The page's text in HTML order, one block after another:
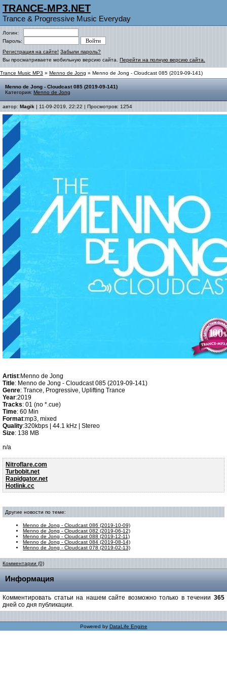
TRANCE-MP3.NET
Trance & Progressive Music Everyday
Логин:
Пароль:
Регистрация на сайте! Забыли пароль?
Вы просматриваете мобильную версию сайта. Перейти на полную версию сайта.
Trance Music MP3 » Menno de Jong » Menno de Jong - Cloudcast 085 (2019-09-141)
Menno de Jong - Cloudcast 085 (2019-09-141)
Категория: Menno de Jong
автор: Magik | 11-09-2019, 22:22 | Просмотров: 1254
Artist:Menno de Jong
Title: Menno de Jong - Cloudcast 085 (2019-09-141)
Genre: Trance, Progressive, Uplifting Trance
Year:2019
Tracks: 01 (no *.cue)
Time: 60 Min
Format:mp3, mixed
Quality:320kbps | 44.1 kHz | Stereo
Size: 138 MB
n/a
Nitroflare.com
Turbobit.net
Rapidgator.net
Hotlink.cc
Другие новости по теме:
Menno de Jong - Cloudcast 086 (2019-10-09)
Menno de Jong - Cloudcast 082 (2019-06-12)
Menno de Jong - Cloudcast 088 (2019-12-11)
Menno de Jong - Cloudcast 084 (2019-08-14)
Menno de Jong - Cloudcast 078 (2019-02-13)
Комментарии (0)
Информация
Комментировать статьи на нашем сайте возможно только в течении 365
дней со дня публикации.
Powered by DataLife Engine